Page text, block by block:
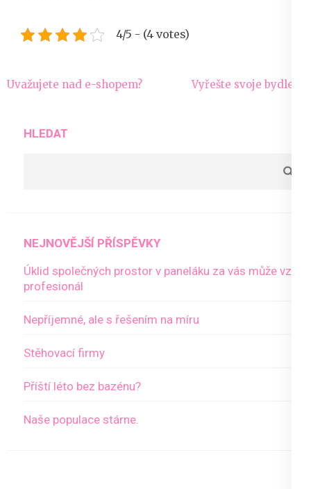
4/5 - (4 votes)
Navigace
Uvažujete nad e-shopem? Vyřešte svoje bydlení
HLEDAT
NEJNOVĚJŠÍ PŘÍSPĚVKY
Úklid společných prostor v paneláku za vás může vzít
profesionál
Nepříjemné, ale s řešením na míru
Stěhovací firmy
Příští léto bez bazénu?
Naše populace stárne.